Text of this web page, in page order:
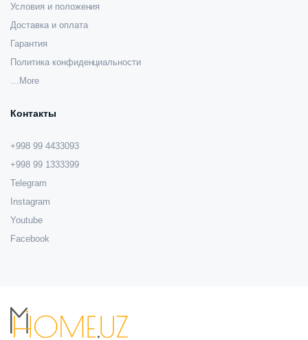
Условия и положения
Доставка и оплата
Гарантия
Политика конфиденциальности
…More
Контакты
+998 99 4433093
+998 99 1333399
Telegram
Instagram
Youtube
Facebook